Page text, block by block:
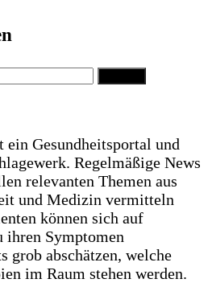
Gesundheitsportal und
Regelmäßige News
relevanten Themen aus
und Medizin vermitteln
können sich auf
ihren Symptomen
grob abschätzen, welche
im Raum stehen werden.